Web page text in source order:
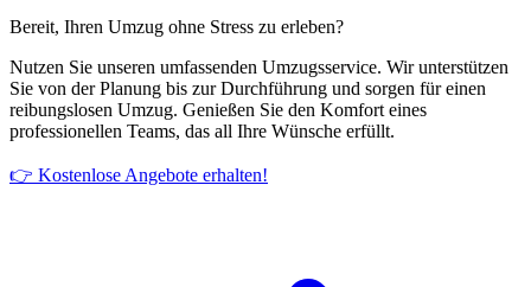
Bereit, Ihren Umzug ohne Stress zu erleben?
Nutzen Sie unseren umfassenden Umzugsservice. Wir unterstützen
Sie von der Planung bis zur Durchführung und sorgen für einen
reibungslosen Umzug. Genießen Sie den Komfort eines
professionellen Teams, das all Ihre Wünsche erfüllt.
👉 Kostenlose Angebote erhalten!